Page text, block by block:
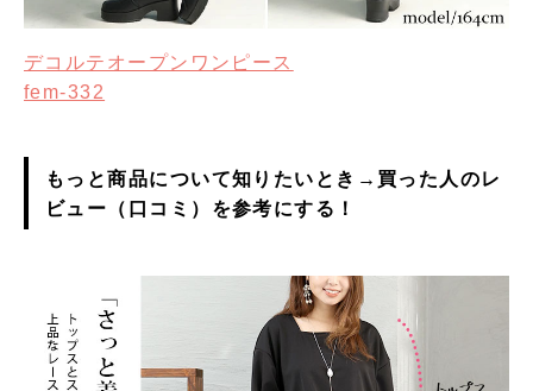
デコルテオープンワンピース
fem-332
もっと商品について知りたいとき→買った人のレ
ビュー（口コミ）を参考にする！